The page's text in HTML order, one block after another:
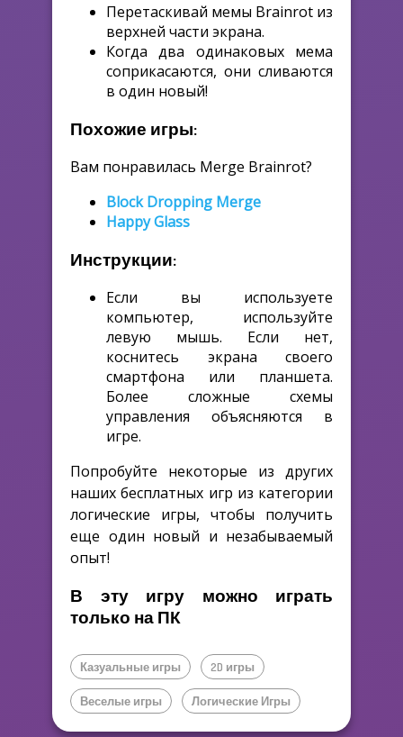
Перетаскивай мемы Brainrot из
верхней части экрана.
Когда два одинаковых мема
соприкасаются, они сливаются
в один новый!
Похожие игры:
Вам понравилась Merge Brainrot?
Block Dropping Merge
Happy Glass
Инструкции:
Если вы используете
компьютер, используйте
левую мышь. Если нет,
коснитесь экрана своего
смартфона или планшета.
Более сложные схемы
управления объясняются в
игре.
Попробуйте некоторые из других
наших бесплатных игр из категории
логические игры, чтобы получить
еще один новый и незабываемый
опыт!
В эту игру можно играть
только на ПК
Казуальные игры 2D игры
Веселые игры Логические Игры